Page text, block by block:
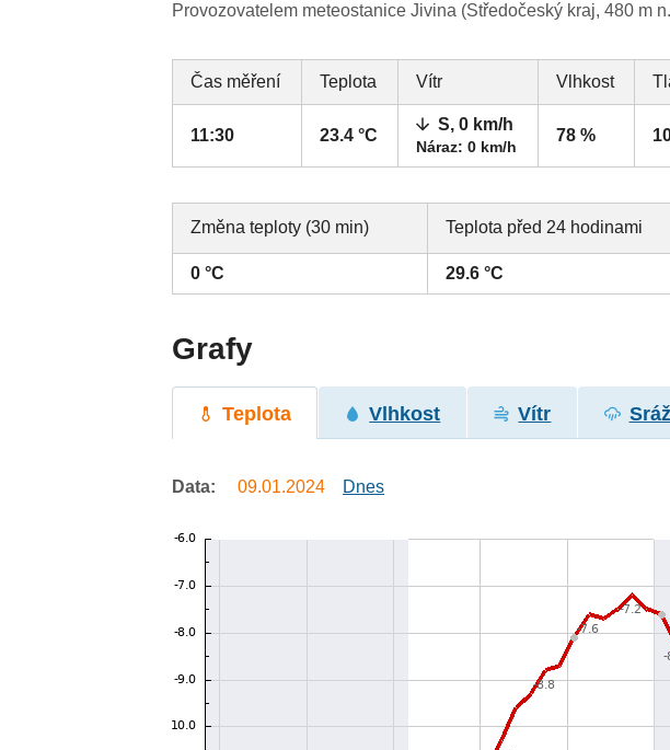
Provozovatelem meteostanice Jivina (Středočeský kraj, 480 m
Čas měření Teplota Vítr Vlhkost
11:30 23.4 °C
S, 0 km/h
Náraz: 0 km/h
78 %
Změna teploty (30 min) Teplota před 24 hodinami
0 °C 29.6 °C
Grafy
Teplota Vlhkost Vítr
Data: 09.01.2024 Dnes